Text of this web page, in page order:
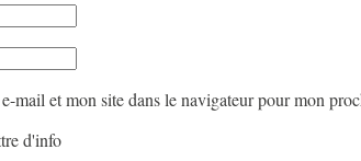
mail et mon site dans le navigateur pour mon
d'info